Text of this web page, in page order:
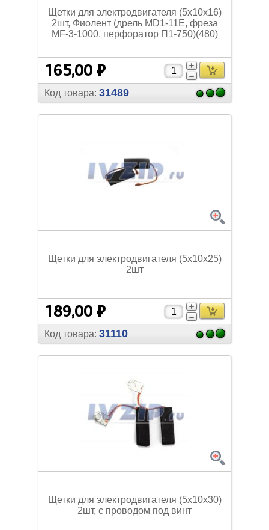
Щетки для электродвигателя (5х10х16)
2шт, Фиолент (дрель MD1-11E, фреза
MF-3-1000, перфоратор П1-750)(480)
165,00 ₽
Код товара: 31489
Щетки для электродвигателя (5х10х25)
2шт
189,00 ₽
Код товара: 31110
Щетки для электродвигателя (5х10х30)
2шт, с проводом под винт